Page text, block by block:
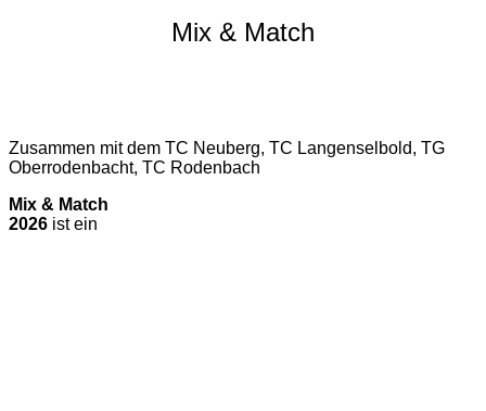
Mix & Match
Zusammen mit dem TC Neuberg, TC Langenselbold, TG
Oberrodenbacht, TC Rodenbach
Mix & Match
2026 ist ein